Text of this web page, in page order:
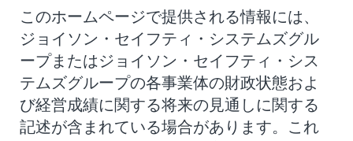
このホームページで提供される情報には、
ジョイソン・セイフティ・システムズグル
ープまたはジョイソン・セイフティ・シス
テムズグループの各事業体の財政状態およ
び経営成績に関する将来の見通しに関する
記述が含まれている場合があります。これ